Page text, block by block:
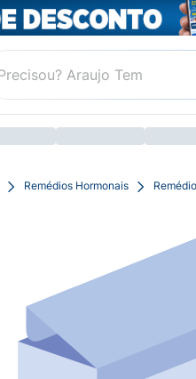
Remédios Hormonais